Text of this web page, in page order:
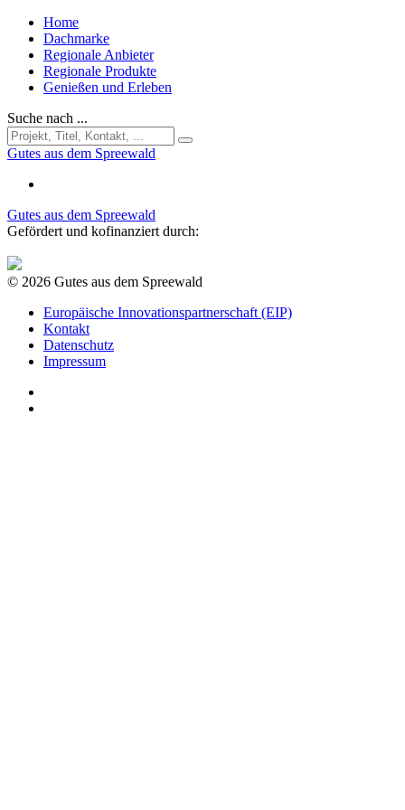
Home
Dachmarke
Regionale Anbieter
Regionale Produkte
Genießen und Erleben
Suche nach ...
Gutes aus dem Spreewald
Gutes aus dem Spreewald
Gefördert und kofinanziert durch:
© 2026 Gutes aus dem Spreewald
Europäische Innovationspartnerschaft (EIP)
Kontakt
Datenschutz
Impressum